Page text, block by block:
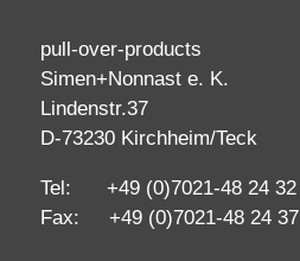
pull-over-products
Simen+Nonnast e. K.
Lindenstr.37
D-73230 Kirchheim/Teck
Tel: +49 (0)7021-48 24 32
Fax: +49 (0)7021-48 24 37